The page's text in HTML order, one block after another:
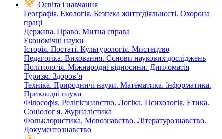
Освіта і навчання
Географія. Екологія. Безпека життєдіяльності. Охорона
праці
Держава. Право. Митна справа
Економічні науки
Історія. Постаті. Культурологія. Мистецтво
Педагогіка. Виховання. Основи наукових досліджень
Політологія. Міжнародні відносини. Дипломатія
Туризм. Здоров’я
Техніка. Природничі науки. Математика. Інформатика.
Прикладні науки
Філософія. Релігієзнавство. Логіка. Психологія. Етика.
Соціологія. Журналістика
Фольклористика. Мовознавство. Літературознавство.
Документознавство